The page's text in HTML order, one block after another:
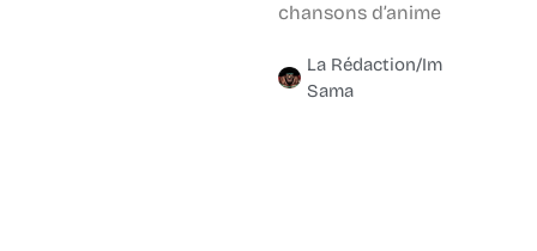
chansons d’anime
La Rédaction/Im
Sama